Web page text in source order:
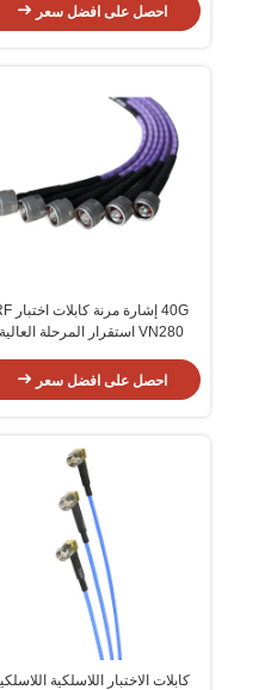
احصل على افضل سعر
40G إشارة مرنة كابلات اختبار RF
VN280 استقرار المرحلة العالية
احصل على افضل سعر
كابلات الاختبار اللاسلكية اللاسلكية